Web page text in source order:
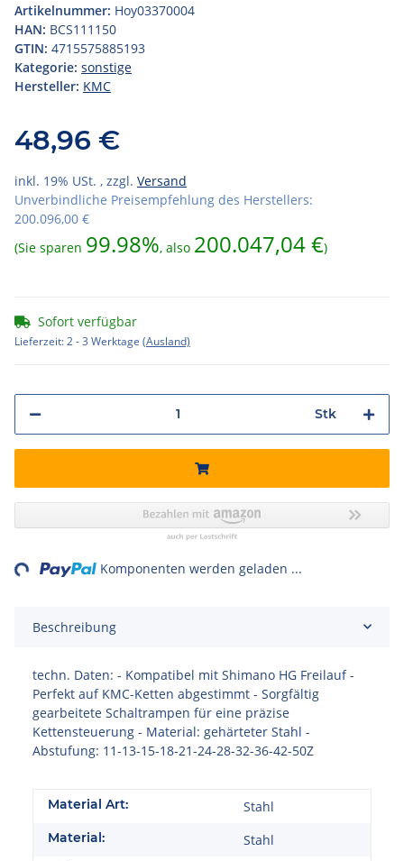
Artikelnummer: Hoy03370004
HAN: BCS111150
GTIN: 4715575885193
Kategorie: sonstige
Hersteller: KMC
48,96 €
inkl. 19% USt. , zzgl. Versand
Unverbindliche Preisempfehlung des Herstellers:
200.096,00 €
(Sie sparen 99.98%, also 200.047,04 €)
Sofort verfügbar
Lieferzeit:2 - 3 Werktage (Ausland)
Stk
Komponenten werden geladen ...
Beschreibung
techn. Daten: - Kompatibel mit Shimano HG Freilauf -
Perfekt auf KMC-Ketten abgestimmt - Sorgfältig
gearbeitete Schaltrampen für eine präzise
Kettensteuerung - Material: gehärteter Stahl -
Abstufung: 11-13-15-18-21-24-28-32-36-42-50Z
Material Art: Stahl
Material: Stahl